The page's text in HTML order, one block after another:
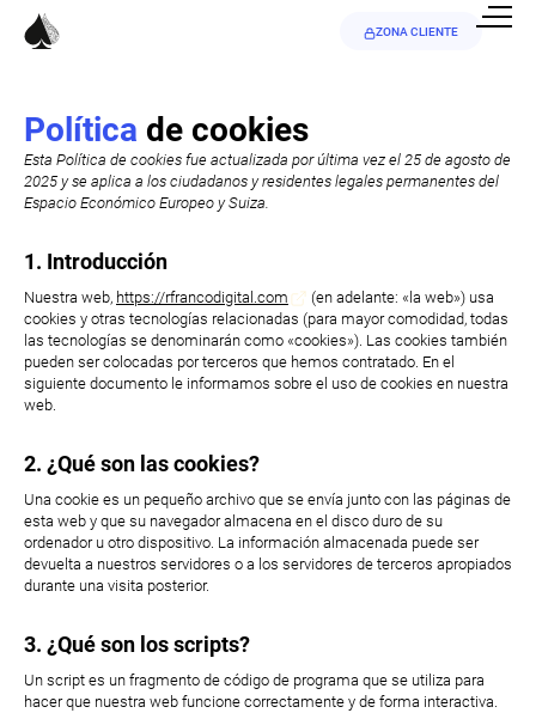
ZONA CLIENTE
Política de cookies
Esta Política de cookies fue actualizada por última vez el 25 de agosto de
2025 y se aplica a los ciudadanos y residentes legales permanentes del
Espacio Económico Europeo y Suiza.
1. Introducción
Nuestra web, https://rfrancodigital.com
(en adelante: «la web») usa
cookies y otras tecnologías relacionadas (para mayor comodidad, todas
las tecnologías se denominarán como «cookies»). Las cookies también
pueden ser colocadas por terceros que hemos contratado. En el
siguiente documento le informamos sobre el uso de cookies en nuestra
web.
2. ¿Qué son las cookies?
Una cookie es un pequeño archivo que se envía junto con las páginas de
esta web y que su navegador almacena en el disco duro de su
ordenador u otro dispositivo. La información almacenada puede ser
devuelta a nuestros servidores o a los servidores de terceros apropiados
durante una visita posterior.
3. ¿Qué son los scripts?
Un script es un fragmento de código de programa que se utiliza para
hacer que nuestra web funcione correctamente y de forma interactiva.